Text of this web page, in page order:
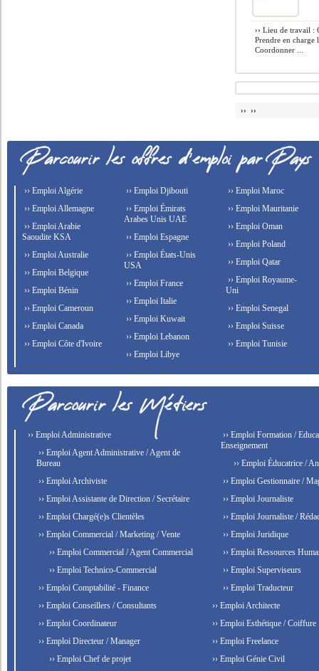
›› Lieu de travail :
Prendre en charge
Coordonner ...
›› ››
›› Emploi Algérie
›› Emploi Allemagne
›› Emploi Arabie
Saoudite KSA
›› Emploi Australie
›› Emploi Belgique
›› Emploi Bénin
›› Emploi Cameroun
›› Emploi Canada
›› Emploi Côte d'Ivoire
›› Emploi Djibouti
›› Emploi Émirats
Arabes Unis UAE
›› Emploi Espagne
›› Emploi États-Unis
USA
›› Emploi France
›› Emploi Italie
›› Emploi Kuwait
›› Emploi Lebanon
›› Emploi Libye
›› Emploi Maroc
›› Emploi Mauritanie
›› Emploi Oman
›› Emploi Poland
›› Emploi Qatar
›› Emploi Royaume-
Uni
›› Emploi Senegal
›› Emploi Suisse
›› Emploi Tunisie
›› Emploi Administrative
›› Emploi Agent Administrative / Agent de
Bureau
›› Emploi Archiviste
›› Emploi Assistante de Direction / Secrétaire
›› Emploi Chargé(e)s Clientèles
›› Emploi Commercial / Marketing / Vente
›› Emploi Commercial / Agent Commercial
›› Emploi Technico-Commercial
›› Emploi Comptabilité - Finance
›› Emploi Conseillers / Consultants
›› Emploi Coordinateur
›› Emploi Directeur / Manager
›› Emploi Chef de projet
›› Emploi Formation /
Enseignement
›› Emploi Éducatrice /
›› Emploi Gestionnaire /
›› Emploi Journaliste
›› Emploi Journaliste /
›› Emploi Juridique
›› Emploi Ressources
›› Emploi Superviseurs
›› Emploi Traducteur
›› Emploi Architecte
›› Emploi Esthétique / Coiffure
›› Emploi Freelance
›› Emploi Génie Civil